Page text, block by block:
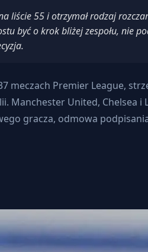
liście 55 i otrzymał rodzaj
być o krok bliżej zespołu, nie
meczach Premier League,
United, Chelsea
gracza, odmowa